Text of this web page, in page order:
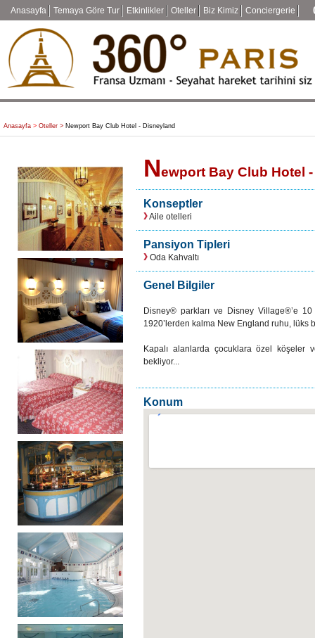
Anasayfa Temaya Göre Tur Etkinlikler Oteller Biz Kimiz Conciergerie
Anasayfa > Oteller > Newport Bay Club Hotel - Disneyland
Newport Bay Club Hotel
Konseptler
Aile otelleri
Pansiyon Tipleri
Oda Kahvaltı
Genel Bilgiler
Disney® parkları ve Disney Village®’e
1920’lerden kalma New England ruhu, lüks
Kapalı alanlarda çocuklara özel köşeler
bekliyor...
Konum